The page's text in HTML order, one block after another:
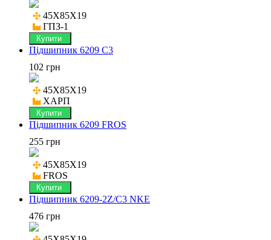
45X85X19
ГПЗ-1
Купити
Підшипник 6209 C3
102 грн
45X85X19
ХАРП
Купити
Підшипник 6209 FROS
255 грн
45X85X19
FROS
Купити
Підшипник 6209-2Z/C3 NKE
476 грн